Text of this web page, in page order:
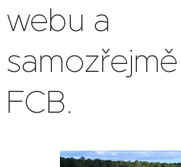
webu a
FCB.